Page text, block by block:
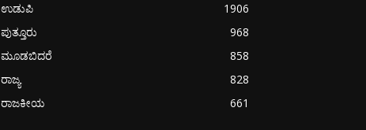
ಉಡುಪಿ
1906
ಪುತ್ತೂರು
968
ಮೂಡಬಿದರೆ
858
ರಾಜ್ಯ
828
ರಾಜಕೀಯ
661